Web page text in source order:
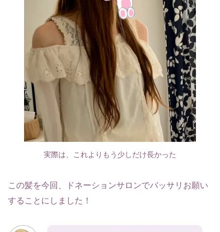
実際は、これよりもう少しだけ長かった
この髪を今回、ドネーションサロンでバッサリお願い
することにしました！